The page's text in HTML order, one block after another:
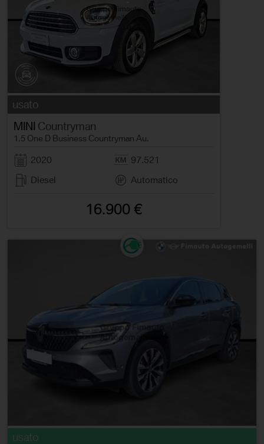
usato
MINI Countryman
1.5 One D Business Countryman Au.
2020
97.521
Diesel
Automatico
16.900 €
usato